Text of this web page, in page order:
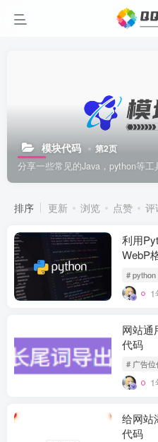
模块代码 第2页
分享一些常见的Java，python等
排序 更新 浏览 点赞 评
利用
WebP
# python
1
网站通
代码
# 广告位
1
给网站
代码